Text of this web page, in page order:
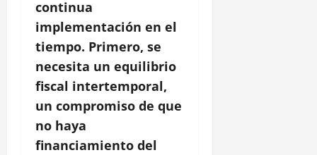
continua
implementación en el
tiempo. Primero, se
necesita un equilibrio
fiscal intertemporal,
un compromiso de que
no haya
financiamiento del